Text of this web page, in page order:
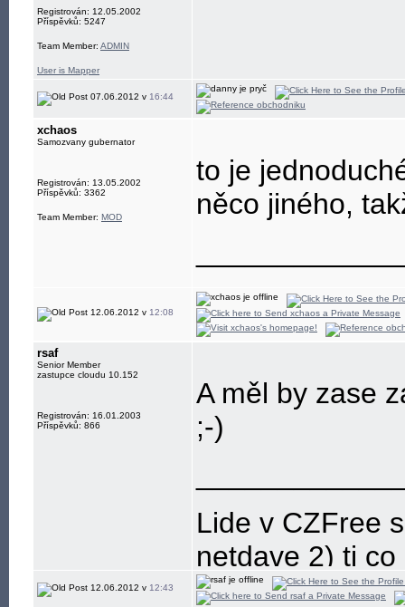
Registrován: 12.05.2002
Příspěvků: 5247
Team Member: ADMIN
User is Mapper
07.06.2012 v 16:44
xchaos
Samozvany gubernator
Registrován: 13.05.2002
Příspěvků: 3362
Team Member: MOD
to je
něco jiného,
12.06.2012 v 12:08
rsaf
Senior Member
zastupce cloudu 10.152
Registrován: 16.01.2003
Příspěvků: 866
A měl by zase
;-)
Lide v CZFree
netdave 2) ti
12.06.2012 v 12:43